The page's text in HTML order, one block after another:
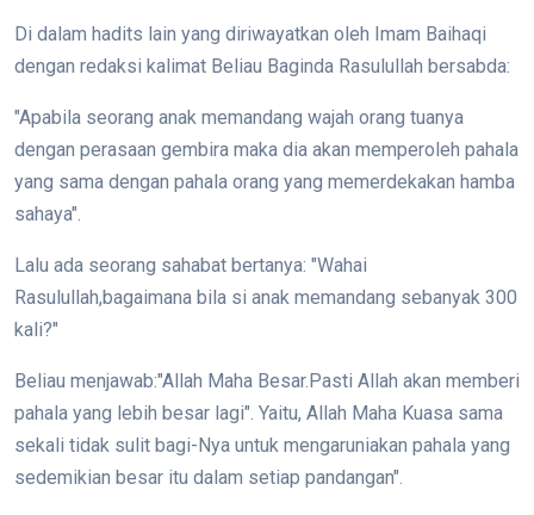
Di dalam hadits lain yang diriwayatkan oleh Imam Baihaqi
dengan redaksi kalimat Beliau Baginda Rasulullah bersabda:
"Apabila seorang anak memandang wajah orang tuanya
dengan perasaan gembira maka dia akan memperoleh pahala
yang sama dengan pahala orang yang memerdekakan hamba
sahaya".
Lalu ada seorang sahabat bertanya: "Wahai
Rasulullah,bagaimana bila si anak memandang sebanyak 300
kali?"
Beliau menjawab:"Allah Maha Besar.Pasti Allah akan memberi
pahala yang lebih besar lagi". Yaitu, Allah Maha Kuasa sama
sekali tidak sulit bagi-Nya untuk mengaruniakan pahala yang
sedemikian besar itu dalam setiap pandangan".